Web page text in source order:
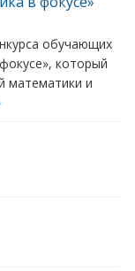
обучающих
который
математики и